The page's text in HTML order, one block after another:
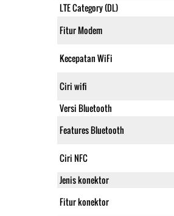
LTE Category (DL)
Fitur Modem
Kecepatan WiFi
Ciri wifi
Versi Bluetooth
Features Bluetooth
Ciri NFC
Jenis konektor
Fitur konektor